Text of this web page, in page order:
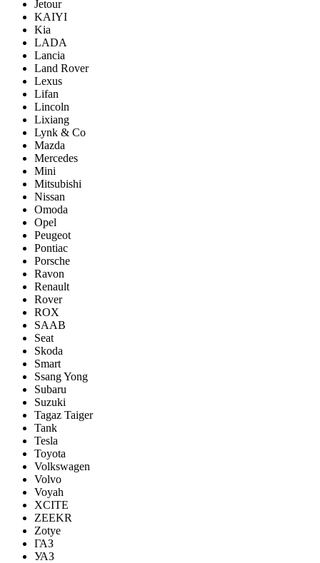
Jetour
KAIYI
Kia
LADA
Lancia
Land Rover
Lexus
Lifan
Lincoln
Lixiang
Lynk & Co
Mazda
Mercedes
Mini
Mitsubishi
Nissan
Omoda
Opel
Peugeot
Pontiac
Porsсhe
Ravon
Renault
Rover
ROX
SAAB
Seat
Skoda
Smart
Ssang Yong
Subaru
Suzuki
Tagaz Taiger
Tank
Tesla
Toyota
Volkswagen
Volvo
Voyah
XCITE
ZEEKR
Zotye
ГАЗ
УАЗ